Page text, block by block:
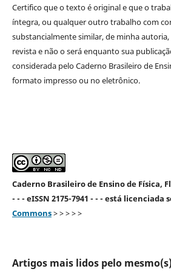
Certifico que o texto é original e que o
íntegra, ou qualquer outro trabalho com
substancialmente similar, de minha
revista e não o será enquanto sua
considerada pelo Caderno Brasileiro de
formato impresso ou no eletrônico.
Caderno Brasileiro de Ensino de Física,
- - - eISSN 2175-7941 - - - está licenciada
Commons> > > > >
Artigos mais lidos pelo